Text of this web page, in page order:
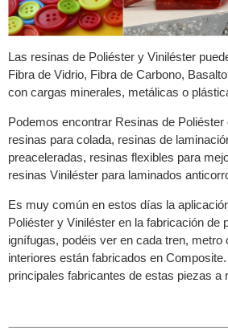
Las resinas de Poliéster y Viniléster
Fibra de Vidrio, Fibra de Carbono,
con cargas minerales, metálicas o
Podemos encontrar Resinas de
resinas para colada, resinas de
preaceleradas, resinas flexibles para
resinas Viniléster para laminados
Es muy común en estos días la
Poliéster y Viniléster en la fabricación de
ignífugas, podéis ver en cada tren, metro
interiores están fabricados en
principales fabricantes de estas piezas a